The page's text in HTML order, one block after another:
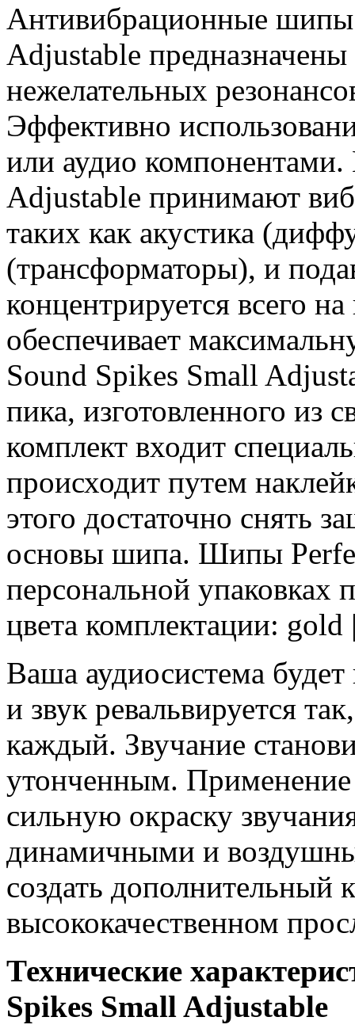
Антивибрационные шипы
Adjustable
нежелательных
Эффективно
или аудио
Adjustable принимают
таких как акустика
(трансформаторы), и
концентрируется всего
обеспечивает
Sound Spikes Small
пика, изготовленного из
комплект входит
происходит путем
этого достаточно снять
основы шипа. Шипы
персональной
цвета комплектации:
Ваша аудиосистема
и звук ревальвируется
каждый. Звучание
утонченным. Применение
сильную окраску
динамичными и
создать дополнительный
высококачественном
Технические
Spikes Small Adjustable